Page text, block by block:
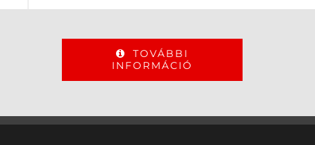
TOVÁBBI
INFORMÁCIÓ